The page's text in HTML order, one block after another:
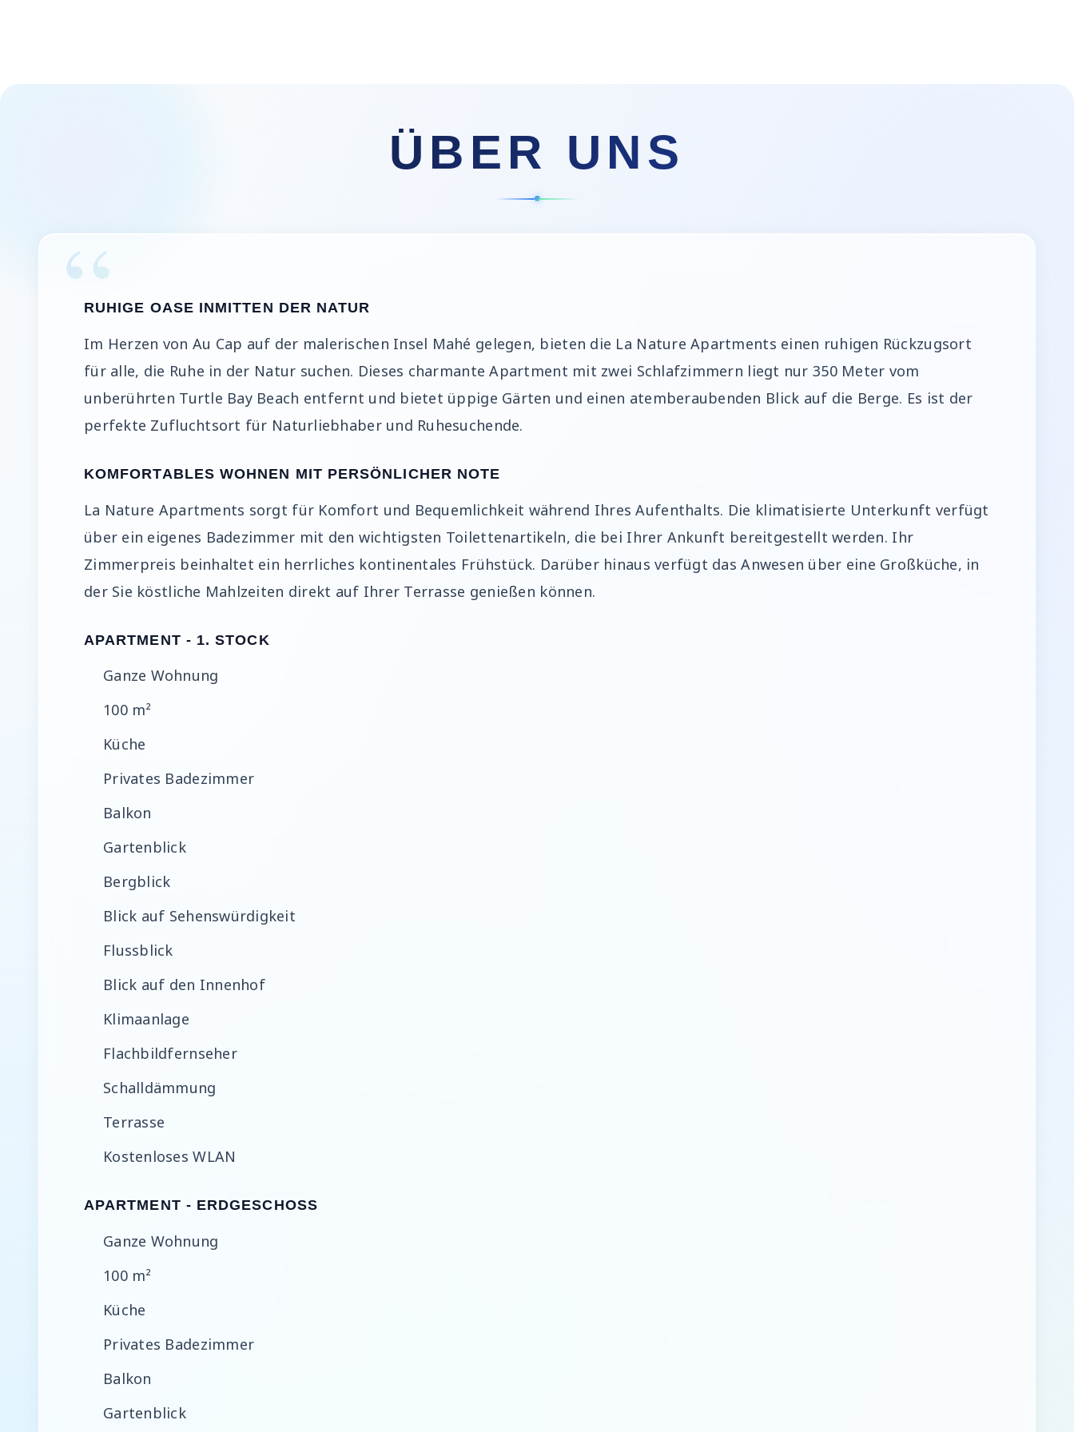
ÜBER UNS
RUHIGE OASE INMITTEN DER NATUR
Im Herzen von Au Cap auf der malerischen Insel Mahé gelegen, bieten die La Nature Apartments einen ruhigen Rückzugsort
für alle, die Ruhe in der Natur suchen. Dieses charmante Apartment mit zwei Schlafzimmern liegt nur 350 Meter vom
unberührten Turtle Bay Beach entfernt und bietet üppige Gärten und einen atemberaubenden Blick auf die Berge. Es ist der
perfekte Zufluchtsort für Naturliebhaber und Ruhesuchende.
KOMFORTABLES WOHNEN MIT PERSÖNLICHER NOTE
La Nature Apartments sorgt für Komfort und Bequemlichkeit während Ihres Aufenthalts. Die klimatisierte Unterkunft verfügt
über ein eigenes Badezimmer mit den wichtigsten Toilettenartikeln, die bei Ihrer Ankunft bereitgestellt werden. Ihr
Zimmerpreis beinhaltet ein herrliches kontinentales Frühstück. Darüber hinaus verfügt das Anwesen über eine Großküche, in
der Sie köstliche Mahlzeiten direkt auf Ihrer Terrasse genießen können.
APARTMENT - 1. STOCK
Ganze Wohnung
100 m²
Küche
Privates Badezimmer
Balkon
Gartenblick
Bergblick
Blick auf Sehenswürdigkeit
Flussblick
Blick auf den Innenhof
Klimaanlage
Flachbildfernseher
Schalldämmung
Terrasse
Kostenloses WLAN
APARTMENT - ERDGESCHOSS
Ganze Wohnung
100 m²
Küche
Privates Badezimmer
Balkon
Gartenblick